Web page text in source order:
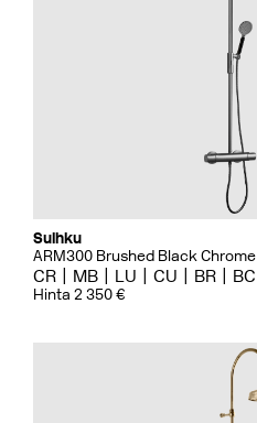
Suihku
ARM300 Brushed Black Chrome
CR MB LU CU BR BC
Hinta 2 350 €